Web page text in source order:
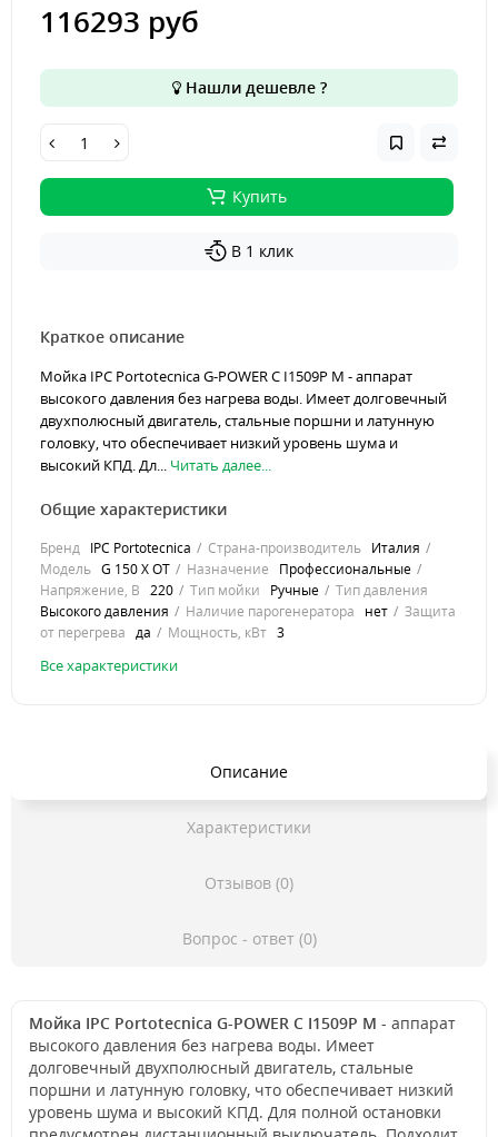
116293 руб
Нашли дешевле ?
Купить
В 1 клик
Краткое описание
Мойка IPC Portotecnica G-POWER C I1509P M - аппарат
высокого давления без нагрева воды. Имеет долговечный
двухполюсный двигатель, стальные поршни и латунную
головку, что обеспечивает низкий уровень шума и
высокий КПД. Дл... Читать далее...
Общие характеристики
Бренд IPC Portotecnica Страна-производитель Италия
Модель G 150 X OT Назначение
Профессиональные
Напряжение, В 220 Тип мойки Ручные
Тип давления
Высокого давления
Наличие парогенератора нет
Защита
от перегрева да Мощность, кВт 3
Все характеристики
Описание
Характеристики
Отзывов (0)
Вопрос - ответ (0)
Мойка IPC Portotecnica G-POWER C I1509P M - аппарат
высокого давления без нагрева воды. Имеет
долговечный двухполюсный двигатель, стальные
поршни и латунную головку, что обеспечивает низкий
уровень шума и высокий КПД. Для полной остановки